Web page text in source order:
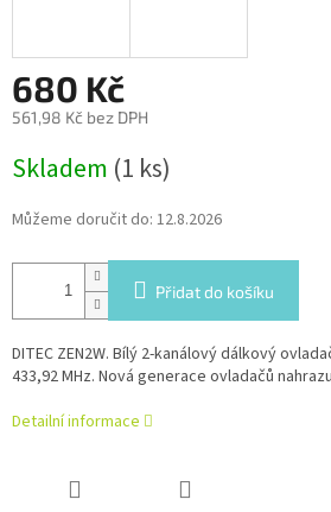
680 Kč
561,98 Kč bez DPH
cena:
Skladem (1 ks)
Můžeme doručit do: 12.8.2026
Přidat do košíku
DITEC ZEN2W. Bílý 2-kanálový dálkový
433,92 MHz. Nová generace ovladačů
Detailní informace